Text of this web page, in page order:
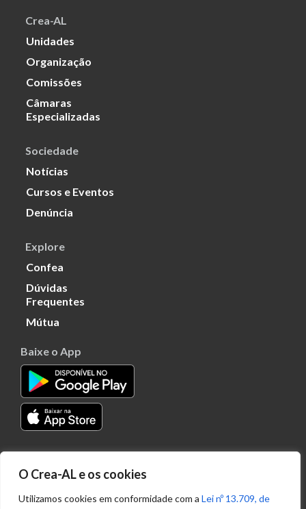
O Crea-AL e os cookies
Utilizamos cookies em conformidade com a Lei nº 13.709, de
Crea-AL
Unidades
Organização
Comissões
Câmaras
Especializadas
Sociedade
Notícias
Cursos e Eventos
Denúncia
Explore
Confea
Dúvidas
Frequentes
Mútua
Baixe o App
Transparência
Portal
Acesso à